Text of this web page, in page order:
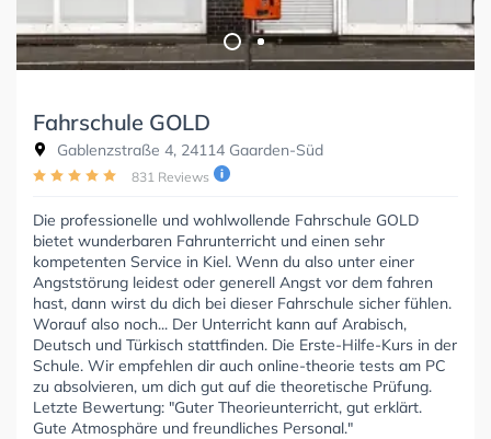
Fahrschule GOLD
Gablenzstraße 4, 24114 Gaarden-Süd
831 Reviews
Die professionelle und wohlwollende Fahrschule GOLD
bietet wunderbaren Fahrunterricht und einen sehr
kompetenten Service in Kiel. Wenn du also unter einer
Angststörung leidest oder generell Angst vor dem fahren
hast, dann wirst du dich bei dieser Fahrschule sicher fühlen.
Worauf also noch... Der Unterricht kann auf Arabisch,
Deutsch und Türkisch stattfinden. Die Erste-Hilfe-Kurs in der
Schule. Wir empfehlen dir auch online-theorie tests am PC
zu absolvieren, um dich gut auf die theoretische Prüfung.
Letzte Bewertung: "Guter Theorieunterricht, gut erklärt.
Gute Atmosphäre und freundliches Personal."